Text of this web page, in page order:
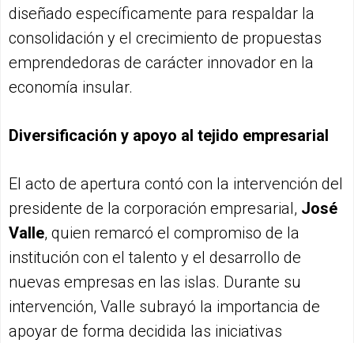
diseñado específicamente para respaldar la
consolidación y el crecimiento de propuestas
emprendedoras de carácter innovador en la
economía insular.
Diversificación y apoyo al tejido empresarial
El acto de apertura contó con la intervención del
presidente de la corporación empresarial, José
Valle, quien remarcó el compromiso de la
institución con el talento y el desarrollo de
nuevas empresas en las islas. Durante su
intervención, Valle subrayó la importancia de
apoyar de forma decidida las iniciativas